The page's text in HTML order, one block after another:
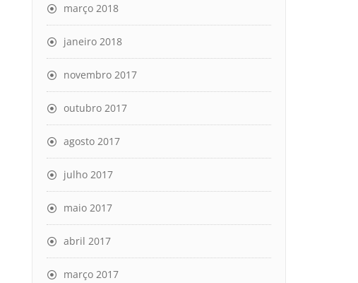
março 2018
janeiro 2018
novembro 2017
outubro 2017
agosto 2017
julho 2017
maio 2017
abril 2017
março 2017